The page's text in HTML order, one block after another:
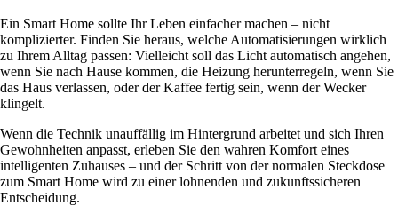
Ein Smart Home sollte Ihr Leben einfacher machen – nicht
komplizierter. Finden Sie heraus, welche Automatisierungen wirklich
zu Ihrem Alltag passen: Vielleicht soll das Licht automatisch angehen,
wenn Sie nach Hause kommen, die Heizung herunterregeln, wenn Sie
das Haus verlassen, oder der Kaffee fertig sein, wenn der Wecker
klingelt.
Wenn die Technik unauffällig im Hintergrund arbeitet und sich Ihren
Gewohnheiten anpasst, erleben Sie den wahren Komfort eines
intelligenten Zuhauses – und der Schritt von der normalen Steckdose
zum Smart Home wird zu einer lohnenden und zukunftssicheren
Entscheidung.